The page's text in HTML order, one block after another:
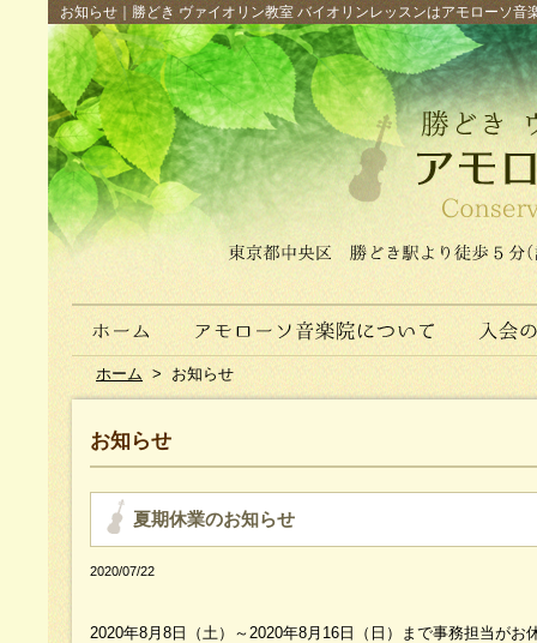
お知らせ｜勝どき ヴァイオリン教室 バイオリンレッスンはアモローソ
ホーム > お知らせ
お知らせ
夏期休業のお知らせ
2020/07/22
2020年8月8日（土）～2020年8月16日（日）まで事務担当がお